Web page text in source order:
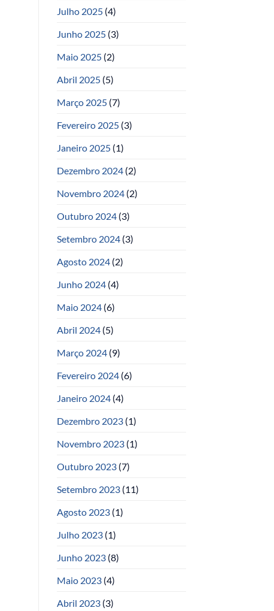
Julho 2025(4)
Junho 2025(3)
Maio 2025(2)
Abril 2025(5)
Março 2025(7)
Fevereiro 2025(3)
Janeiro 2025(1)
Dezembro 2024(2)
Novembro 2024(2)
Outubro 2024(3)
Setembro 2024(3)
Agosto 2024(2)
Junho 2024(4)
Maio 2024(6)
Abril 2024(5)
Março 2024(9)
Fevereiro 2024(6)
Janeiro 2024(4)
Dezembro 2023(1)
Novembro 2023(1)
Outubro 2023(7)
Setembro 2023(11)
Agosto 2023(1)
Julho 2023(1)
Junho 2023(8)
Maio 2023(4)
Abril 2023(3)